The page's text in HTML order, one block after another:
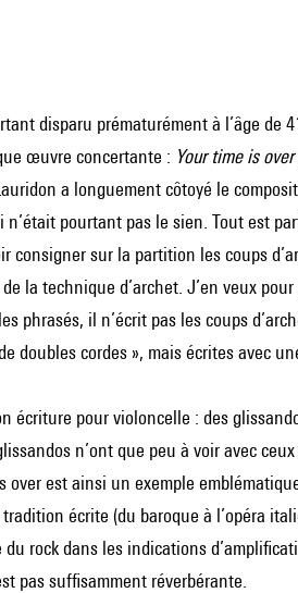
disparu prématurément à l’âge
œuvre concertante : Your time is over
a longuement côtoyé le
pourtant pas le sien. Tout est
consigner sur la partition les coups
la technique d’archet. J’en veux
phrasés, il n’écrit pas les coups
doubles cordes », mais écrites avec
écriture pour violoncelle : des
n’ont que peu à voir avec
over est ainsi un exemple
écrite (du baroque à l’opéra
rock dans les indications
pas suffisamment réverbérante.